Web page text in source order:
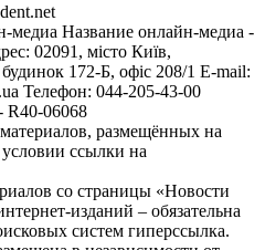
медиа Название онлайн-медиа -
02091, місто Київ,
172-Б, офіс 208/1 E-mail:
Телефон: 044-205-43-00
R40-06068
размещённых на
условии ссылки на
со страницы «Новости
изданий – обязательна
систем гиперссылка.